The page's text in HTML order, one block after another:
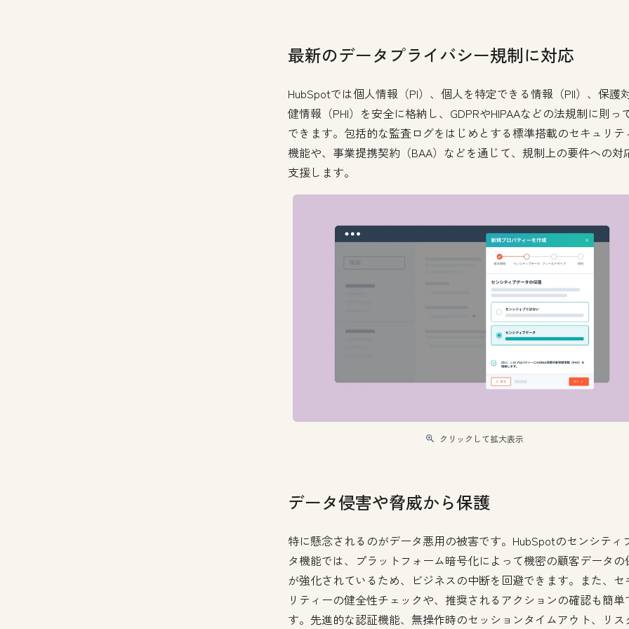
最新のデータプライバシー規制に対応
HubSpotでは個人情報（PI）、個人を特定できる情報（PII）、保護
健情報（PHI）を安全に格納し、GDPRやHIPAAなどの法規制に則っ
できます。包括的な監査ログをはじめとする標準搭載のセキュリテ
機能や、事業提携契約（BAA）などを通じて、規制上の要件への対
支援します。
クリックして拡大表示
データ侵害や脅威から保護
特に懸念されるのがデータ悪用の被害です。HubSpotのセンシティ
タ機能では、プラットフォーム暗号化によって機密の顧客データの
が強化されているため、ビジネスの中断を回避できます。また、セ
リティーの健全性チェックや、推奨されるアクションの確認も簡単
す。先進的な認証機能、無操作時のセッションタイムアウト、リス